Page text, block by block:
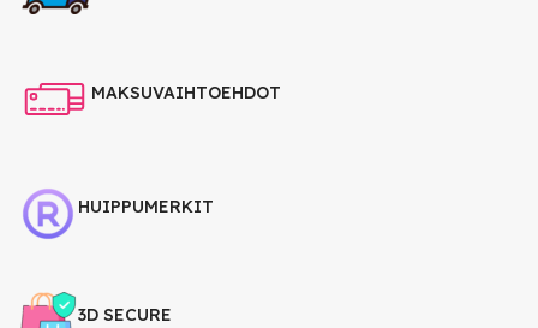
MAKSUVAIHTOEHDOT
HUIPPUMERKIT
3D SECURE